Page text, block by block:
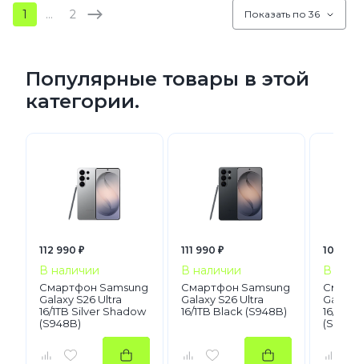
1 … 2 Показать по 36
Популярные товары в этой
категории.
112 990 ₽
В наличии
Смартфон Samsung
Galaxy S26 Ultra
16/1TB Silver Shadow
(S948B)
111 990 ₽
В наличии
Смартфон Samsung
Galaxy S26 Ultra
16/1TB Black (S948B)
109
В
16/